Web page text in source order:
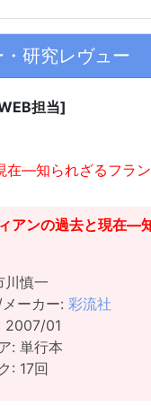
研究レヴュー
担当]
在―知られざるフラ
アンの過去と現在―
川慎一
ーカー: 彩流社
2007/01
: 単行本
: 17回